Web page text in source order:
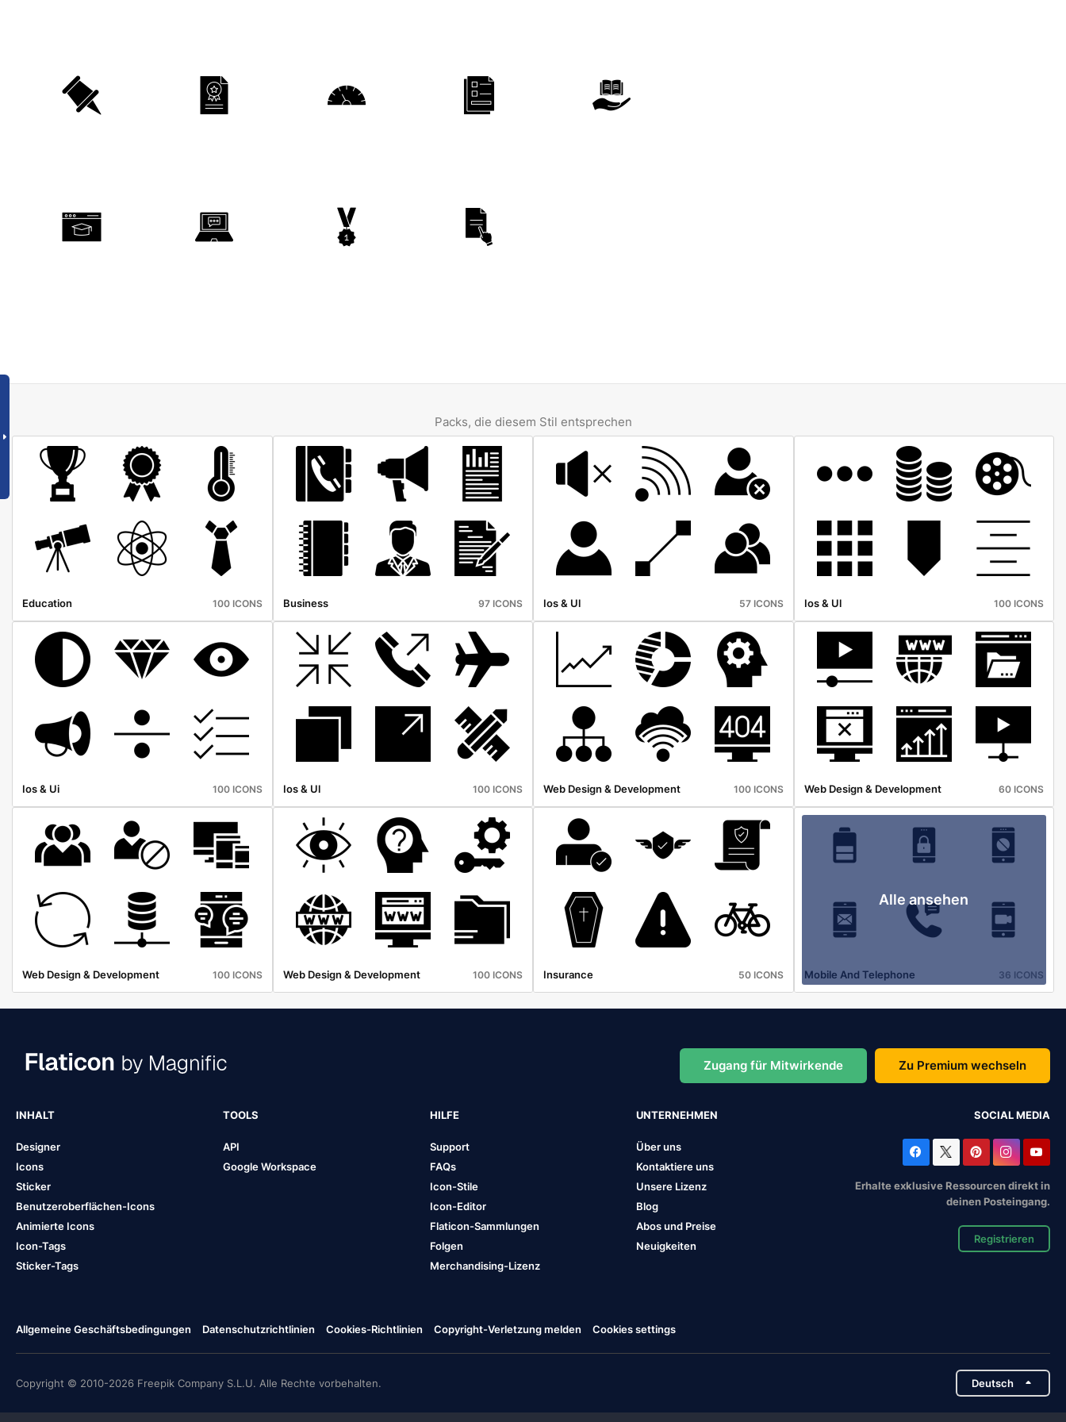
Packs, die diesem Stil entsprechen
Education 100 ICONS Business 97 ICONS Ios & Ul 57 ICONS Ios & Ul 100 ICONS
Ios & Ui 100 ICONS Ios & Ul 100 ICONS Web Design & Development 100 ICONS Web Design & Development 60 ICONS
Web Design & Development 100 ICONS Web Design & Development 100 ICONS Insurance 50 ICONS
Alle ansehen
Mobile And Telephone 36 ICONS
Zugang für Mitwirkende Zu Premium wechseln
INHALT
Designer
Icons
Sticker
Benutzeroberflächen-Icons
Animierte Icons
Icon-Tags
Sticker-Tags
TOOLS
API
Google Workspace
HILFE
Support
FAQs
Icon-Stile
Icon-Editor
Flaticon-Sammlungen
Folgen
Merchandising-Lizenz
UNTERNEHMEN
Über uns
Kontaktiere uns
Unsere Lizenz
Blog
Abos und Preise
Neuigkeiten
SOCIAL MEDIA
Erhalte exklusive Ressourcen direkt in
deinen Posteingang.
Registrieren
Allgemeine Geschäftsbedingungen Datenschutzrichtlinien Cookies-Richtlinien Copyright-Verletzung melden Cookies settings
Copyright © 2010-2026 Freepik Company S.L.U. Alle Rechte vorbehalten. Deutsch